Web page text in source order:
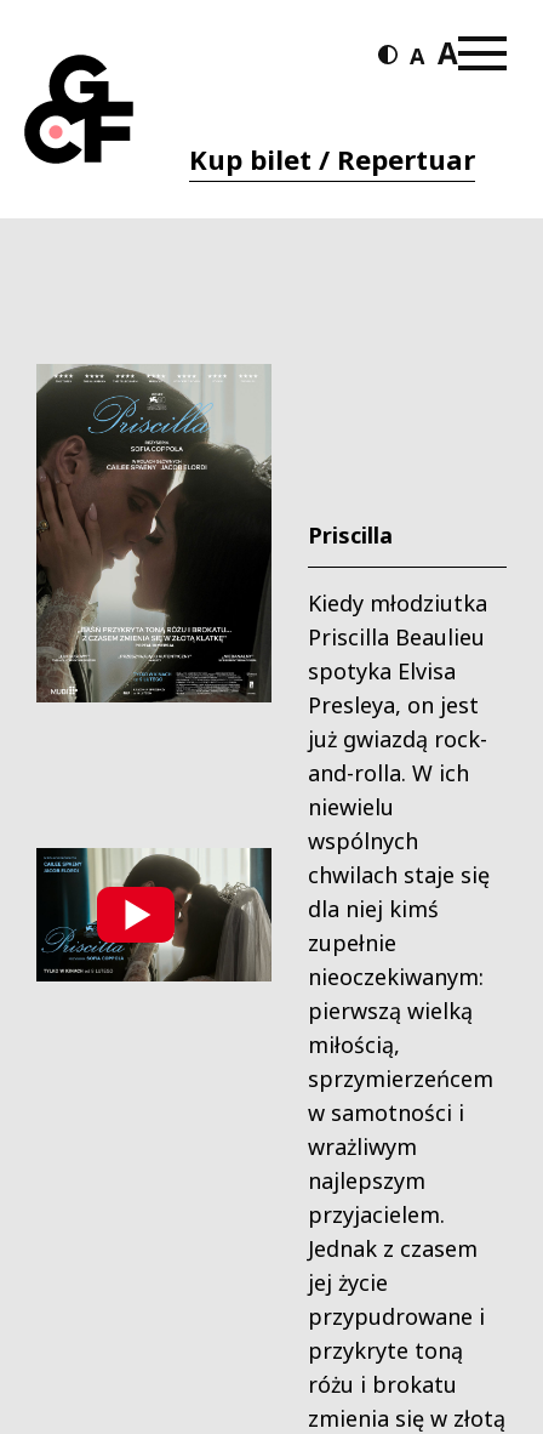
Kup bilet / Repertuar
Priscilla
Kiedy młodziutka
Priscilla Beaulieu
spotyka Elvisa
Presleya, on jest
już gwiazdą rock-
and-rolla. W ich
niewielu
wspólnych
chwilach staje się
dla niej kimś
zupełnie
nieoczekiwanym:
pierwszą wielką
miłością,
sprzymierzeńcem
w samotności i
wrażliwym
najlepszym
przyjacielem.
Jednak z czasem
jej życie
przypudrowane i
przykryte toną
różu i brokatu
zmienia się w złotą